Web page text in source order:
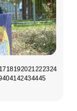
1718192021 222324
4041 42434445